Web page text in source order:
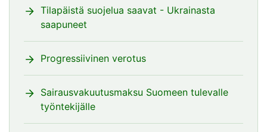
Tilapäistä suojelua saavat - Ukrainasta
saapuneet
Progressiivinen verotus
Sairausvakuutusmaksu Suomeen tulevalle
työntekijälle